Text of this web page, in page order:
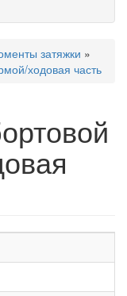
затяжки »
ходовая часть